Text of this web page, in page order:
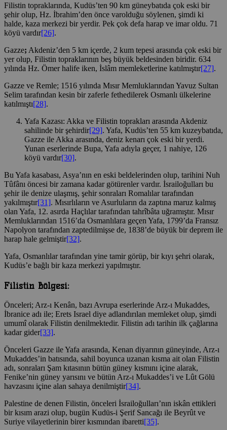
Filistin topraklarında, Kudüs’ten 90 km güneybatıda çok eski bir
şehir olup, Hz. İbrahim’den önce varolduğu söylenen, şimdi ki
halde, kaza merkezi bir yerdir. Pek çok defa harap ve imar oldu. 71
köyü vardır[26].
Gazze; Akdeniz’den 5 km içerde, 2 kum tepesi arasında çok eski bir
yer olup, Filistin topraklarının beş büyük beldesinden biridir. 634
yılında Hz. Ömer halife iken, İslâm memleketlerine katılmıştır[27].
Gazze ve Remle; 1516 yılında Mısır Memluklarından Yavuz Sultan
Selim tarafından kesin bir zaferle fethedilerek Osmanlı ülkelerine
katılmıştı[28].
Yafa Kazası: Akka ve Filistin toprakları arasında Akdeniz
sahilinde bir şehirdir[29]. Yafa, Kudüs’ten 55 km kuzeybatıda,
Gazze ile Akka arasında, deniz kenarı çok eski bir yerdi.
Yunan eserlerinde Bupa, Yafa adıyla geçer, 1 nahiye, 126
köyü vardır[30].
Bu Yafa kasabası, Asya’nın en eski beldelerinden olup, tarihini Nuh
Tûfânı öncesi bir zamana kadar götürenler vardır. İsrailoğulları bu
şehir ile denize ulaşmış, şehir sonraları Romalılar tarafından
yakılmıştır[31]. Mısırlıların ve Asurluların da zaptına maruz kalmış
olan Yafa, 12. asırda Haçlılar tarafından tahrîbâta uğramıştır. Mısır
Memluklarından 1516’da Osmanlılara geçen Yafa, 1799’da Fransız
Napolyon tarafından zaptedilmişse de, 1838’de büyük bir deprem ile
harap hale gelmiştir[32].
Yafa, Osmanlılar tarafından yine tamir görüp, bir kıyı şehri olarak,
Kudüs’e bağlı bir kaza merkezi yapılmıştır.
Filistin Bölgesi:
Önceleri; Arz-ı Kenân, bazı Avrupa eserlerinde Arz-ı Mukaddes,
İbranice adı ile; Erets Israel diye adlandırılan memleket olup, şimdi
umumî olarak Filistin denilmektedir. Filistin adı tarihin ilk çağlarına
kadar gider[33].
Önceleri Gazze ile Yafa arasında, Kenan diyarının güneyinde, Arz-ı
Mukaddes’in batısında, sahil boyunca uzanan kısma ait olan Filistin
adı, sonraları Şam kıtasının bütün güney kısmını içine alarak,
Fenike’nin güney yarısını ve bütün Arz-ı Mukaddes’i ve Lût Gölü
havzasını içine alan sahaya denilmiştir[34].
Palestine de denen Filistin, önceleri İsrailoğulları’nın iskân ettikleri
bir kısım arazi olup, bugün Kudüs-i Şerif Sancağı ile Beyrût ve
Suriye vilayetlerinin birer kısmından ibaretti[35].